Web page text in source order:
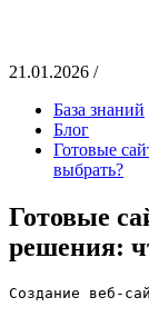
21.01.2026 /
База знаний
Блог
Готовые
выбрать?
Готовые
решения:
Создание веб-